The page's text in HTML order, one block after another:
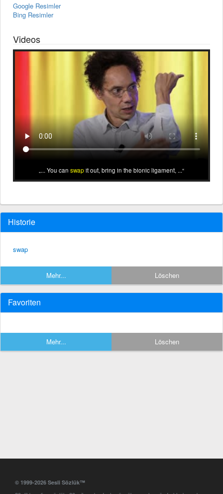
Google Resimler
Bing Resimler
Videos
... You can swap it out, bring in the bionic ligament, ...
Historie
swap
Mehr... Löschen
Favoriten
Mehr... Löschen
© 1999-2026 Sesli Sözlük™